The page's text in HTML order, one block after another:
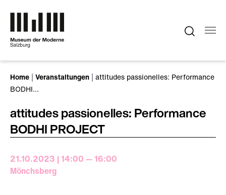
Home Veranstaltungen attitudes passionelles: Performance
BODHI…
attitudes passionelles: Performance
BODHI PROJECT
21.10.2023 | 14:00 — 16:00
Mönchsberg